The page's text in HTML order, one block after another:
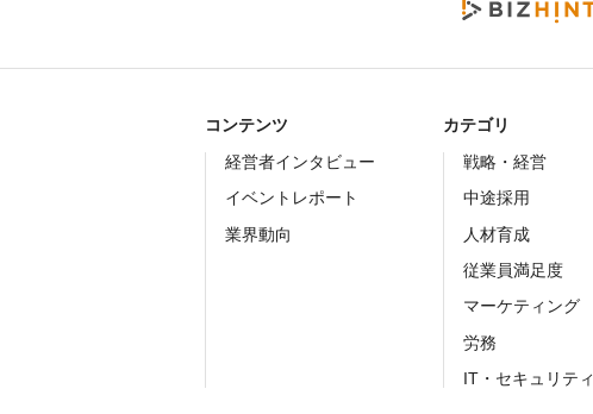
コンテンツ
経営者インタビュー
イベントレポート
業界動向
カテゴリ
戦略・経営
中途採用
人材育成
従業員満足度
マーケティング
労務
IT・セキュリティ